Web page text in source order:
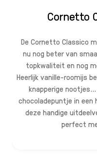
Cornetto
De Cornetto Classico
nu nog beter van
topkwaliteit en nog
Heerlijk vanille-roomijs
knapperige
chocoladepuntje in een
deze handige
perfect